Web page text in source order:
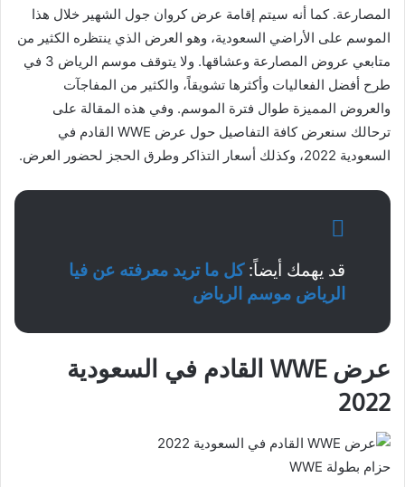
المصارعة. كما أنه سيتم إقامة عرض كروان جول الشهير خلال هذا
الموسم على الأراضي السعودية، وهو العرض الذي ينتظره الكثير من
متابعي عروض المصارعة وعشاقها. ولا يتوقف موسم الرياض 3 في
طرح أفضل الفعاليات وأكثرها تشويقاً، والكثير من المفاجآت
والعروض المميزة طوال فترة الموسم. وفي هذه المقالة على
ترحالك سنعرض كافة التفاصيل حول عرض WWE القادم في
السعودية 2022، وكذلك أسعار التذاكر وطرق الحجز لحضور العرض.
قد يهمك أيضاً:كل ما تريد معرفته عن فيا
الرياض موسم الرياض
عرض WWE القادم في السعودية
2022
حزام بطولة WWE